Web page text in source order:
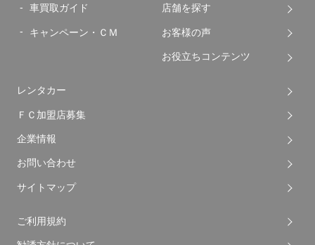
車買取ガイド
キャンペーン・ＣＭ
店舗を探す
お客様の声
お役立ちコンテンツ
レンタカー
ＦＣ加盟店募集
企業情報
お問い合わせ
サイトマップ
ご利用規約